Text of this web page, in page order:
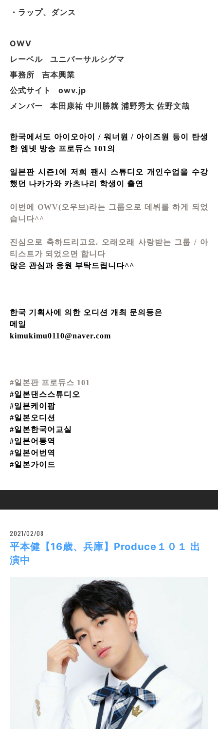
・ラップ、ダンス
OWV
レーベル ユニバーサルシグマ
事務所 吉本興業
公式サイト owv.jp
メンバー 本田康祐 中川勝就 浦野秀太 佐野文哉
한국에서도 아이오아이 / 워너원 / 아이즈원 등이 탄생
한 엠넷 방송 프로듀스 101의
일본판 시즌1에 저희 팬시 스튜디오 개인수업을 수강
했던 나카가와 카츠나리 학생이 출연
이번에 OWV(오우브)라는 그룹으로 데뷔를 하게 되었
습니다^^
진심으로 축하드리고요. 오래오래 사랑받는 그룹 / 아
티스트가 되었으면 합니다
많은 관심과 응원 부탁드립니다^^
한국 기획사에 의한 오디션 개최 문의등은
메일
kimukimu0110@naver.com
#일본판 프로듀스 101
#일본댄스스튜디오
#일본케이팝
#일본오디션
#일본한국어교실
#일본어통역
#일본어번역
#일본가이드
2021/02/08
平本健【16歳、兵庫】Produce１０１ 出
演中